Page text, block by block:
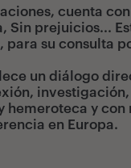
cuenta
prejuicios...
su consulta
un diálogo
y
en Europa.